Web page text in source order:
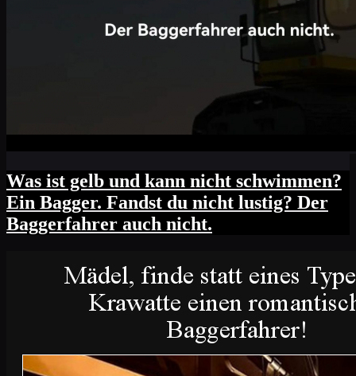
Was ist gelb und kann nicht schwimmen?
Ein Bagger. Fandst du nicht lustig? Der
Baggerfahrer auch nicht.